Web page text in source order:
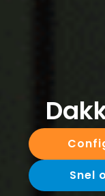
Snel